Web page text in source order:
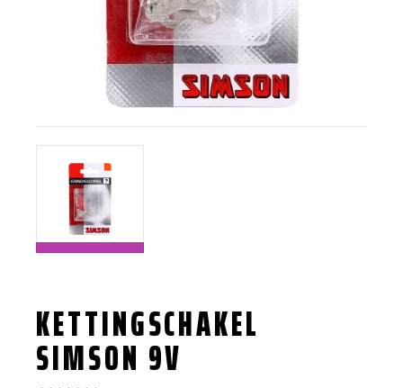
KETTINGSCHAKEL
SIMSON 9V